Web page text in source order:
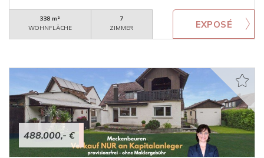
338 m²
WOHNFLÄCHE
7
ZIMMER
488.000,- €